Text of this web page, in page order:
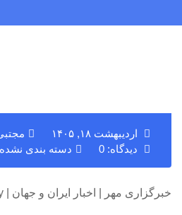
اردیبهشت ۱۸, ۱۴۰۵
دیدگاه: 0
دسته بندی نشده
خبرگزاری مهر | اخبار ایران و جهان | Mehr News Agency